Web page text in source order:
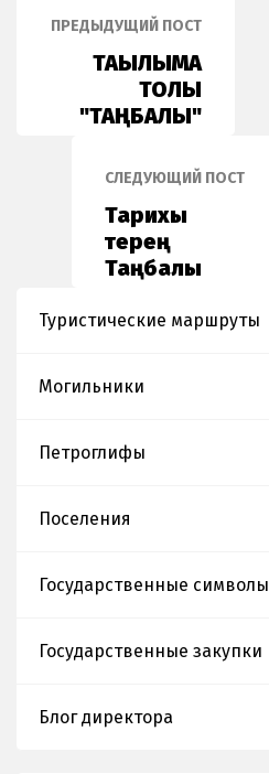
ПРЕДЫДУЩИЙ ПОСТ
ТАҒЫЛЫМҒА
ТОЛЫ
"ТАҢБАЛЫ"
СЛЕДУЮЩИЙ ПОСТ
Тарихы
терең
Таңбалы
Туристические маршруты
Могильники
Петроглифы
Поселения
Государственные символы
Государственные закупки
Блог директора